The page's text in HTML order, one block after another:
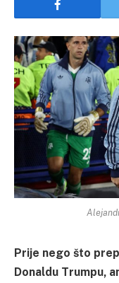
Prije nego što
Donaldu Trumpu,